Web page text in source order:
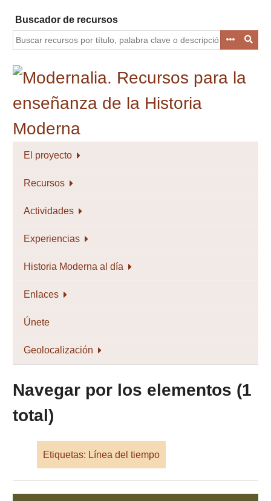
contenido
principal
Buscador de recursos
El proyecto
Recursos
Actividades
Experiencias
Historia Moderna al día
Enlaces
Únete
Geolocalización
Navegar por los elementos (1
total)
Etiquetas: Línea del tiempo